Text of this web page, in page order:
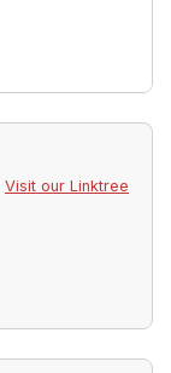
Visit our Linktree